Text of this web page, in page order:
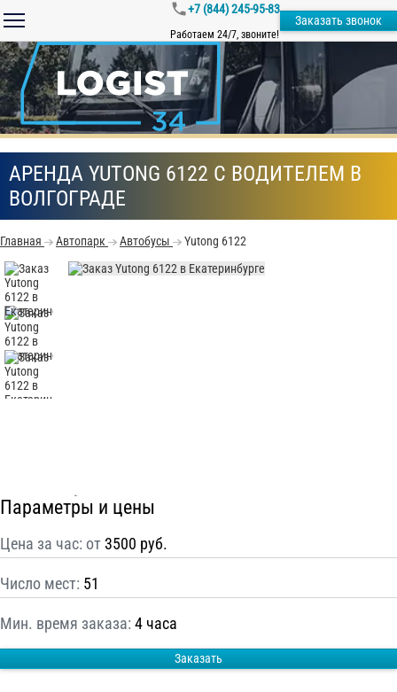
+7 (844) 245-95-83
Работаем 24/7, звоните!
Заказать звонок
АРЕНДА YUTONG 6122 С ВОДИТЕЛЕМ В
ВОЛГОГРАДЕ
Главная Автопарк Автобусы Yutong 6122
Параметры и цены
Цена за час: от 3500 руб.
Число мест: 51
Мин. время заказа: 4 часа
Заказать